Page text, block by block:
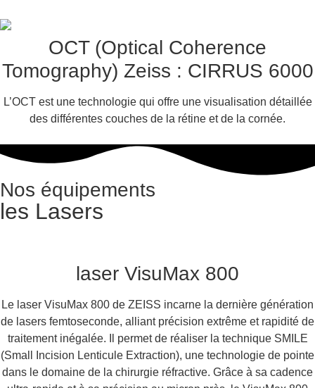
OCT (Optical Coherence
Tomography) Zeiss : CIRRUS 6000
L’OCT est une technologie qui offre une visualisation détaillée
des différentes couches de la rétine et de la cornée.
Nos équipements
les Lasers
laser VisuMax 800
Le laser VisuMax 800 de ZEISS incarne la dernière génération
de lasers femtoseconde, alliant précision extrême et rapidité de
traitement inégalée. Il permet de réaliser la technique SMILE
(Small Incision Lenticule Extraction), une technologie de pointe
dans le domaine de la chirurgie réfractive. Grâce à sa cadence